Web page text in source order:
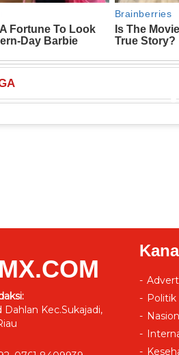
Dahlan Kec.Sukajadi,
Politik